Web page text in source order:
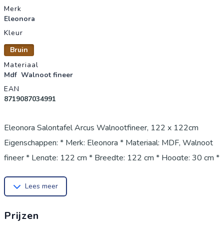
Merk
Eleonora
Kleur
Bruin
Materiaal
Mdf Walnoot fineer
EAN
8719087034991
Eleonora Salontafel Arcus Walnootfineer, 122 x 122cm
Eigenschappen: * Merk: Eleonora * Materiaal: MDF, Walnoot
fineer * Lengte: 122 cm * Breedte: 122 cm * Hoogte: 30 cm *
Lees meer
Prijzen